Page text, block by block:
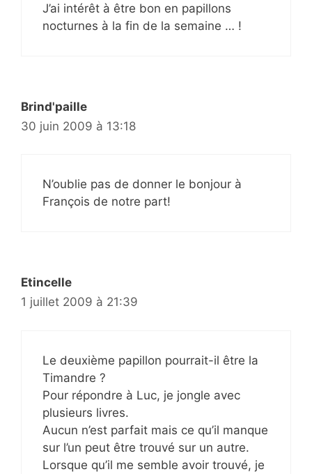
J’ai intérêt à être bon en papillons
nocturnes à la fin de la semaine … !
Brind'paille
30 juin 2009 à 13:18
N’oublie pas de donner le bonjour à
François de notre part!
Etincelle
1 juillet 2009 à 21:39
Le deuxième papillon pourrait-il être la
Timandre ?
Pour répondre à Luc, je jongle avec
plusieurs livres.
Aucun n’est parfait mais ce qu’il manque
sur l’un peut être trouvé sur un autre.
Lorsque qu’il me semble avoir trouvé, je